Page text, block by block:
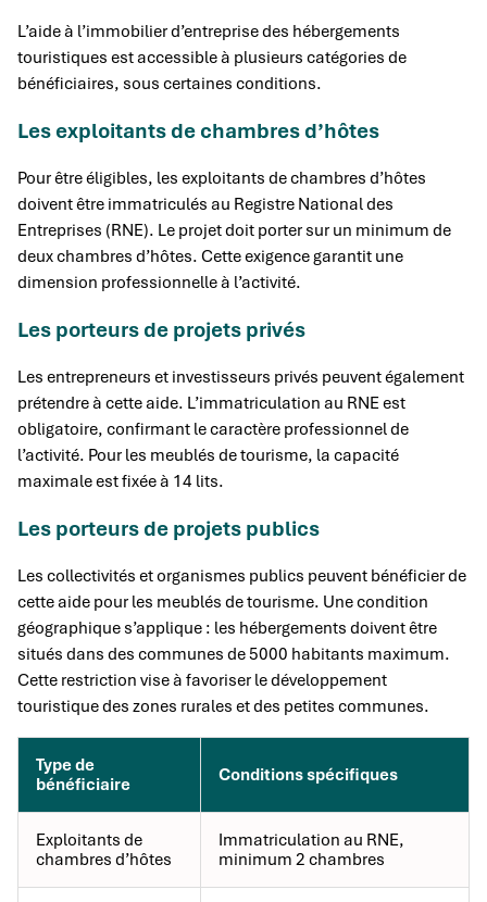
L’aide à l’immobilier d’entreprise des hébergements
touristiques est accessible à plusieurs catégories de
bénéficiaires, sous certaines conditions.
Les exploitants de chambres d’hôtes
Pour être éligibles, les exploitants de chambres d’hôtes
doivent être immatriculés au Registre National des
Entreprises (RNE). Le projet doit porter sur un minimum de
deux chambres d’hôtes. Cette exigence garantit une
dimension professionnelle à l’activité.
Les porteurs de projets privés
Les entrepreneurs et investisseurs privés peuvent également
prétendre à cette aide. L’immatriculation au RNE est
obligatoire, confirmant le caractère professionnel de
l’activité. Pour les meublés de tourisme, la capacité
maximale est fixée à 14 lits.
Les porteurs de projets publics
Les collectivités et organismes publics peuvent bénéficier de
cette aide pour les meublés de tourisme. Une condition
géographique s’applique : les hébergements doivent être
situés dans des communes de 5000 habitants maximum.
Cette restriction vise à favoriser le développement
touristique des zones rurales et des petites communes.
Type de
bénéficiaire
Conditions spécifiques
Exploitants de
chambres d’hôtes
Immatriculation au RNE,
minimum 2 chambres